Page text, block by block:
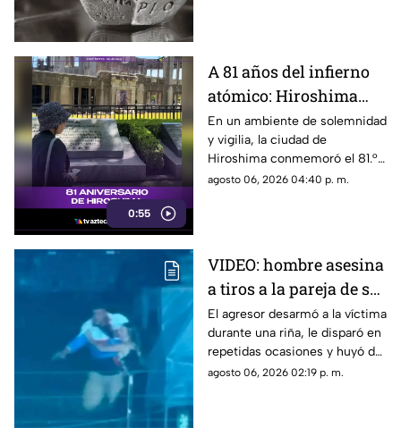
0:55
A 81 años del infierno
atómico: Hiroshima
exige a las potencias el
fin de la era nuclear
En un ambiente de solemnidad
y vigilia, la ciudad de
Hiroshima conmemoró el 81.°
aniversario del devastador
agosto 06, 2026 04:40 p. m.
VIDEO: hombre asesina
a tiros a la pareja de su
ex tras pelea en rodeo
El agresor desarmó a la víctima
durante una riña, le disparó en
repetidas ocasiones y huyó de
la escena.
agosto 06, 2026 02:19 p. m.